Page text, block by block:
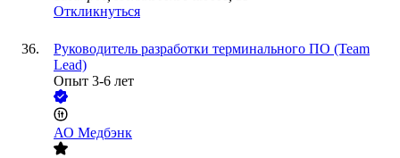
Откликнуться
Руководитель разработки терминального ПО (Team
Lead)
Опыт 3-6 лет
АО Медбэнк